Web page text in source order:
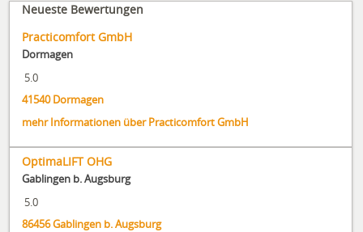
Neueste Bewertungen
Practicomfort GmbH
Dormagen
5.0
41540 Dormagen
mehr Informationen über Practicomfort GmbH
OptimaLIFT OHG
Gablingen b. Augsburg
5.0
86456Gablingen b. Augsburg